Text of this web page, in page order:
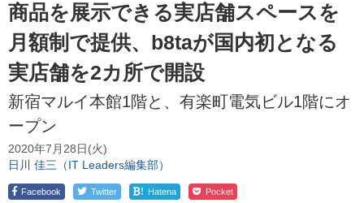
商品を展示できる実店舗スペースを
月額制で提供、b8taが国内初となる
実店舗を2カ所で開設
新宿マルイ本館1階と、有楽町電気ビル1階にオ
ープン
2020年7月28日(火)
日川 佳三（IT Leaders編集部）
Facebook Twitter ! Hatena Pocket